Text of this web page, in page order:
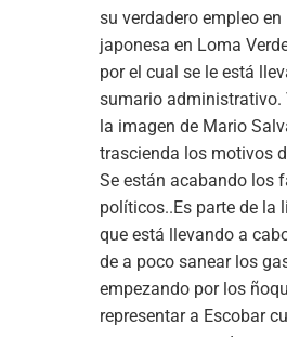
su verdadero empleo
japonesa en Loma
por el cual se le está
sumario administrativo.
la imagen de Mario
trascienda los motivos
Se están acabando los
políticos..Es parte de la
que está llevando a
de a poco sanear los
empezando por los
representar a Escobar